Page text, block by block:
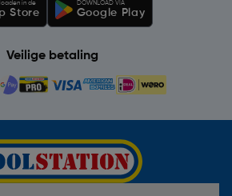
in de
Store
DOWNLOAD VIA
Google Play
Veilige betaling